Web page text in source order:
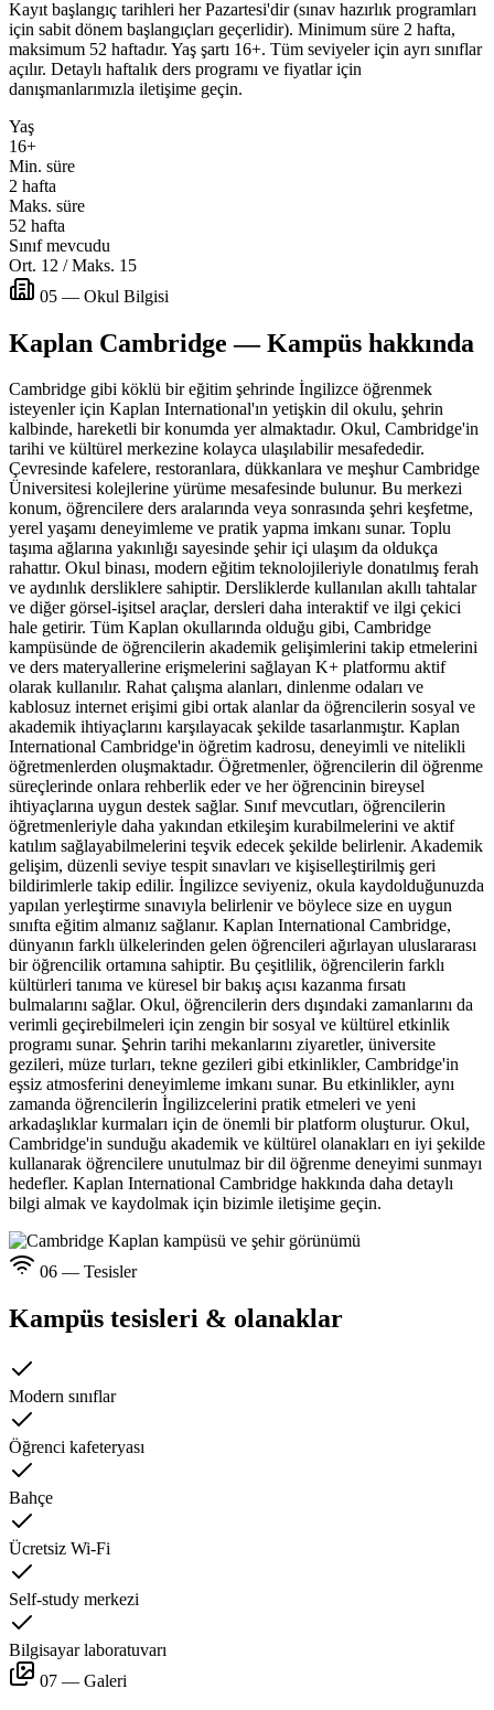
Kayıt başlangıç tarihleri her Pazartesi'dir (sınav hazırlık programları
için sabit dönem başlangıçları geçerlidir). Minimum süre 2 hafta,
maksimum 52 haftadır. Yaş şartı 16+. Tüm seviyeler için ayrı sınıflar
açılır. Detaylı haftalık ders programı ve fiyatlar için
danışmanlarımızla iletişime geçin.
Yaş
16+
Min. süre
2 hafta
Maks. süre
52 hafta
Sınıf mevcudu
Ort. 12 / Maks. 15
05 — Okul Bilgisi
Kaplan Cambridge — Kampüs hakkında
Cambridge gibi köklü bir eğitim şehrinde İngilizce öğrenmek
isteyenler için Kaplan International'ın yetişkin dil okulu, şehrin
kalbinde, hareketli bir konumda yer almaktadır. Okul, Cambridge'in
tarihi ve kültürel merkezine kolayca ulaşılabilir mesafededir.
Çevresinde kafelere, restoranlara, dükkanlara ve meşhur Cambridge
Üniversitesi kolejlerine yürüme mesafesinde bulunur. Bu merkezi
konum, öğrencilere ders aralarında veya sonrasında şehri keşfetme,
yerel yaşamı deneyimleme ve pratik yapma imkanı sunar. Toplu
taşıma ağlarına yakınlığı sayesinde şehir içi ulaşım da oldukça
rahattır. Okul binası, modern eğitim teknolojileriyle donatılmış ferah
ve aydınlık dersliklere sahiptir. Dersliklerde kullanılan akıllı tahtalar
ve diğer görsel-işitsel araçlar, dersleri daha interaktif ve ilgi çekici
hale getirir. Tüm Kaplan okullarında olduğu gibi, Cambridge
kampüsünde de öğrencilerin akademik gelişimlerini takip etmelerini
ve ders materyallerine erişmelerini sağlayan K+ platformu aktif
olarak kullanılır. Rahat çalışma alanları, dinlenme odaları ve
kablosuz internet erişimi gibi ortak alanlar da öğrencilerin sosyal ve
akademik ihtiyaçlarını karşılayacak şekilde tasarlanmıştır. Kaplan
International Cambridge'in öğretim kadrosu, deneyimli ve nitelikli
öğretmenlerden oluşmaktadır. Öğretmenler, öğrencilerin dil öğrenme
süreçlerinde onlara rehberlik eder ve her öğrencinin bireysel
ihtiyaçlarına uygun destek sağlar. Sınıf mevcutları, öğrencilerin
öğretmenleriyle daha yakından etkileşim kurabilmelerini ve aktif
katılım sağlayabilmelerini teşvik edecek şekilde belirlenir. Akademik
gelişim, düzenli seviye tespit sınavları ve kişiselleştirilmiş geri
bildirimlerle takip edilir. İngilizce seviyeniz, okula kaydolduğunuzda
yapılan yerleştirme sınavıyla belirlenir ve böylece size en uygun
sınıfta eğitim almanız sağlanır. Kaplan International Cambridge,
dünyanın farklı ülkelerinden gelen öğrencileri ağırlayan uluslararası
bir öğrencilik ortamına sahiptir. Bu çeşitlilik, öğrencilerin farklı
kültürleri tanıma ve küresel bir bakış açısı kazanma fırsatı
bulmalarını sağlar. Okul, öğrencilerin ders dışındaki zamanlarını da
verimli geçirebilmeleri için zengin bir sosyal ve kültürel etkinlik
programı sunar. Şehrin tarihi mekanlarını ziyaretler, üniversite
gezileri, müze turları, tekne gezileri gibi etkinlikler, Cambridge'in
eşsiz atmosferini deneyimleme imkanı sunar. Bu etkinlikler, aynı
zamanda öğrencilerin İngilizcelerini pratik etmeleri ve yeni
arkadaşlıklar kurmaları için de önemli bir platform oluşturur. Okul,
Cambridge'in sunduğu akademik ve kültürel olanakları en iyi şekilde
kullanarak öğrencilere unutulmaz bir dil öğrenme deneyimi sunmayı
hedefler. Kaplan International Cambridge hakkında daha detaylı
bilgi almak ve kaydolmak için bizimle iletişime geçin.
06 — Tesisler
Kampüs tesisleri & olanaklar
Modern sınıflar
Öğrenci kafeteryası
Bahçe
Ücretsiz Wi-Fi
Self-study merkezi
Bilgisayar laboratuvarı
07 — Galeri